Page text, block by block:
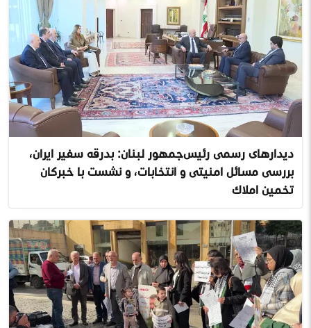
دیدارهای رسمی رئیس‌جمهور لبنان: بدرقه سفیر ایران،
بررسی مسائل امنیتی و انتخابات، و نشست با خبرگان
تخمین املاک